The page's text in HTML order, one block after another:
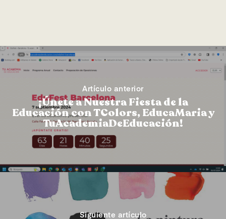
Artículo anterior
¡Únete a Nuestra Fiesta de la
Educación con TColors, EducaMaria y
TuAcademiaDeEducación!
Siguiente artículo